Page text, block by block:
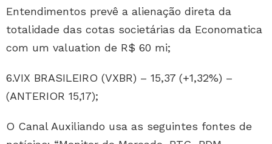
Entendimentos prevê a alienação direta da
totalidade das cotas societárias da Economatica
com um valuation de R$ 60 mi;
6.VIX BRASILEIRO (VXBR) – 15,37 (+1,32%) –
(ANTERIOR 15,17);
O Canal Auxiliando usa as seguintes fontes de